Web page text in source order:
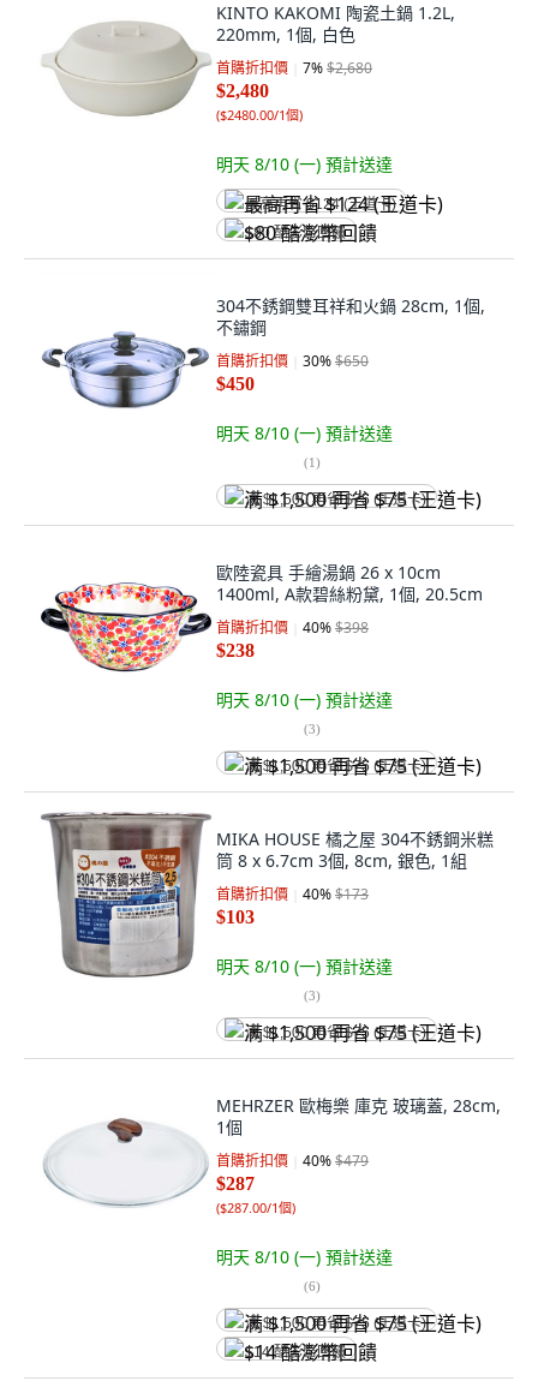
KINTO KAKOMI 陶瓷土鍋 1.2L,
220mm, 1個, 白色
首購折扣價 7%$2,680
$2,480
($2480.00/1個)
明天 8/10 (一) 預計送達
最高再省 $124 (王道卡)
$80 酷澎幣回饋
304不銹鋼雙耳祥和火鍋 28cm, 1個,
不鏽鋼
首購折扣價 30%$650
$450
明天 8/10 (一) 預計送達
(1)
满 $1,500 再省 $75 (王道卡)
歐陸瓷具 手繪湯鍋 26 x 10cm
1400ml, A款碧絲粉黛, 1個, 20.5cm
首購折扣價 40%$398
$238
明天 8/10 (一) 預計送達
(3)
满 $1,500 再省 $75 (王道卡)
MIKA HOUSE 橘之屋 304不銹鋼米糕
筒 8 x 6.7cm 3個, 8cm, 銀色, 1組
首購折扣價 40%$173
$103
明天 8/10 (一) 預計送達
(3)
满 $1,500 再省 $75 (王道卡)
MEHRZER 歐梅樂 庫克 玻璃蓋, 28cm,
1個
首購折扣價 40%$479
$287
($287.00/1個)
明天 8/10 (一) 預計送達
(6)
满 $1,500 再省 $75 (王道卡)
$14 酷澎幣回饋